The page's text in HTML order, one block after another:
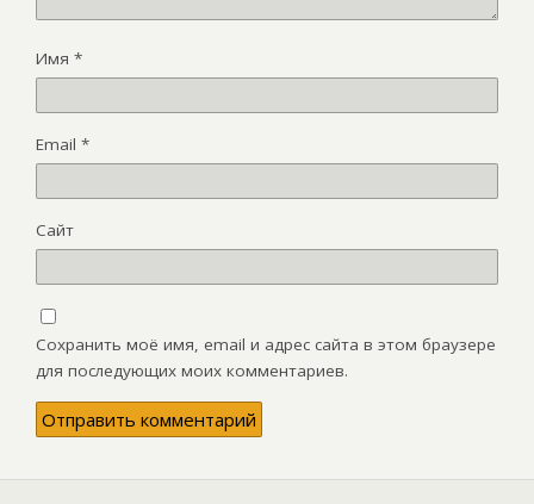
Имя *
Email *
Сайт
Сохранить моё имя, email и адрес сайта в этом браузере
для последующих моих комментариев.